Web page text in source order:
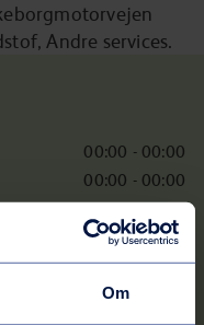
Om
Andre services.
00:00 - 00:00
00:00 - 00:00
00:00 - 00:00
alle services på